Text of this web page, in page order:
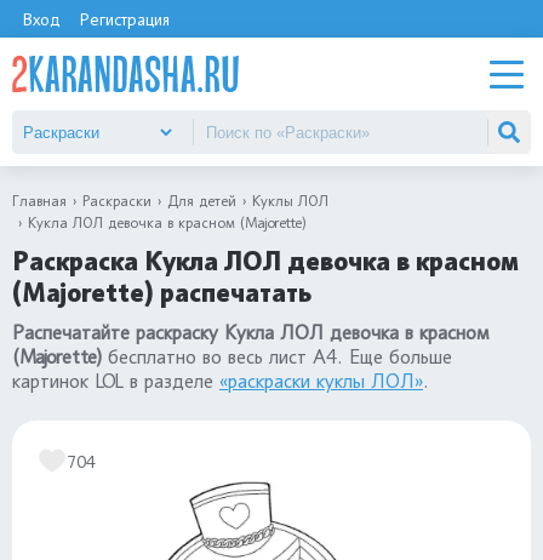
Вход Регистрация
Главная Раскраски Для детей
Куклы ЛОЛ
Кукла ЛОЛ девочка в красном (Majorette)
Раскраска Кукла ЛОЛ девочка в красном
(Majorette) распечатать
Распечатайте раскраску Кукла ЛОЛ девочка в красном
(Majorette) бесплатно во весь лист А4. Еще больше
картинок LOL в разделе «раскраски куклы ЛОЛ».
704